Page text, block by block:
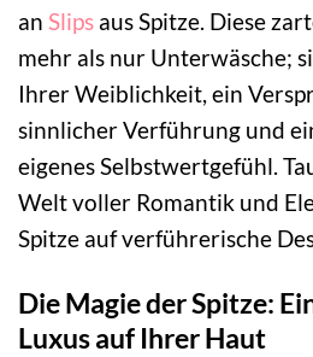
an Slips aus Spitze. Diese
mehr als nur Unterwäsche;
Ihrer Weiblichkeit, ein
sinnlicher Verführung und
eigenes Selbstwertgefühl.
Welt voller Romantik und
Spitze auf verführerische
Die Magie der Spitze:
Luxus auf Ihrer Haut